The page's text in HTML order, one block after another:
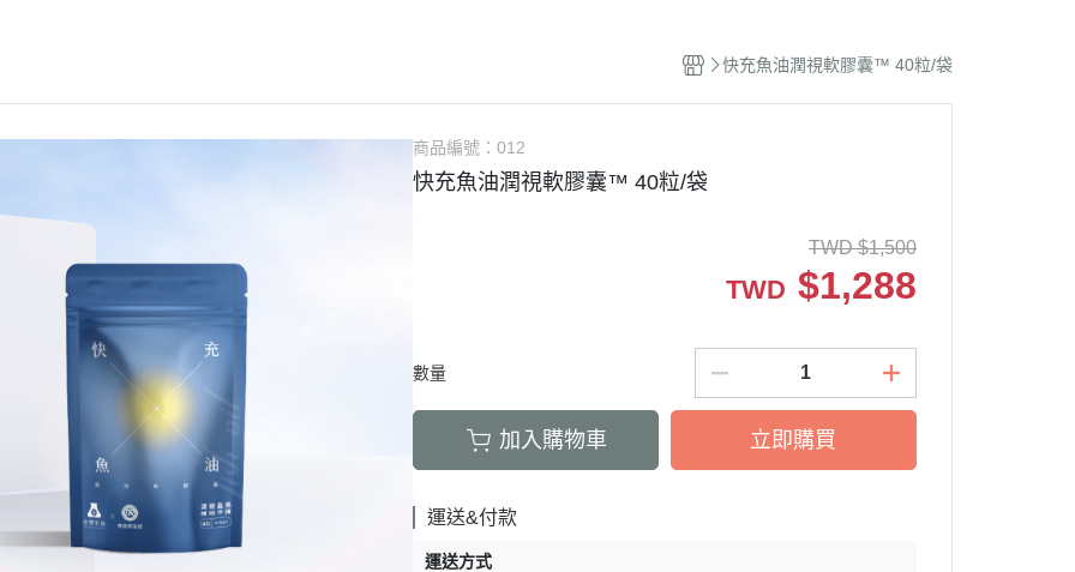
快充魚油潤視軟膠囊™ 40粒/袋
商品編號：012
快充魚油潤視軟膠囊™ 40粒/袋
TWD $1,500
TWD $1,288
數量
加入購物車 立即購買
運送&付款
運送方式